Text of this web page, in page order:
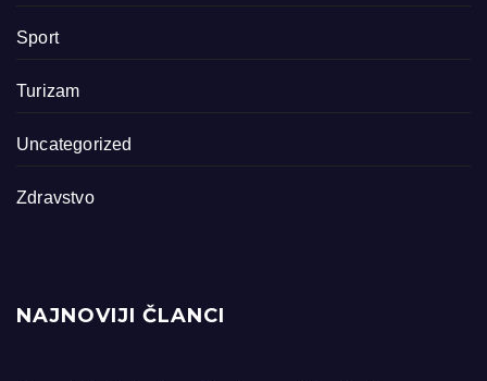
Sport
Turizam
Uncategorized
Zdravstvo
NAJNOVIJI ČLANCI